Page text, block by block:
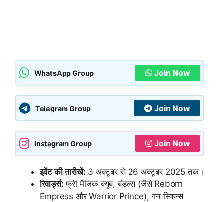
WhatsApp Group Join Now
Telegram Group Join Now
Instagram Group Join Now
इवेंट की तारीखें: 3 अक्टूबर से 26 अक्टूबर 2025 तक।
रिवार्ड्स: फ्री मैजिक क्यूब, बंडल्स (जैसे Reborn
Empress और Warrior Prince), गन स्किन्स